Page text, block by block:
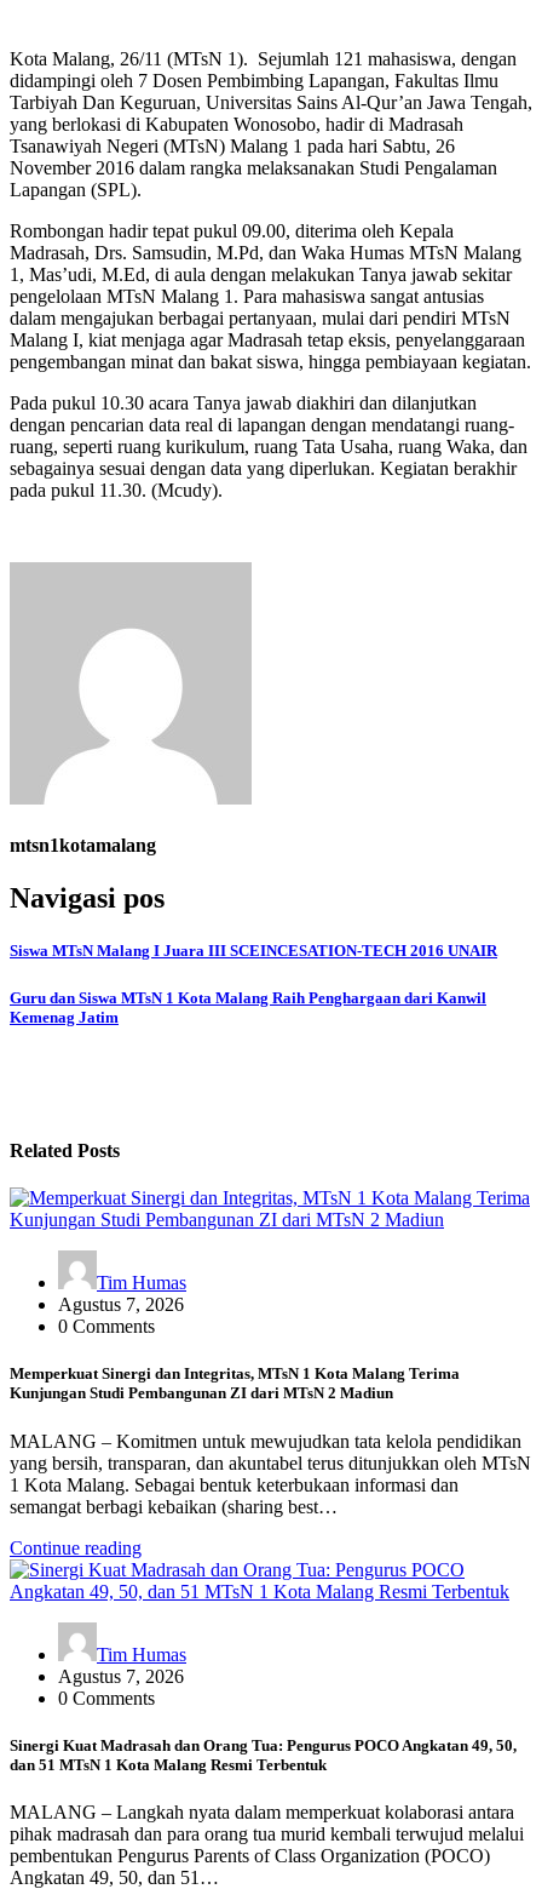
Kota Malang, 26/11 (MTsN 1). Sejumlah 121 mahasiswa, dengan
didampingi oleh 7 Dosen Pembimbing Lapangan, Fakultas Ilmu
Tarbiyah Dan Keguruan, Universitas Sains Al-Qur’an Jawa Tengah,
yang berlokasi di Kabupaten Wonosobo, hadir di Madrasah
Tsanawiyah Negeri (MTsN) Malang 1 pada hari Sabtu, 26
November 2016 dalam rangka melaksanakan Studi Pengalaman
Lapangan (SPL).
Rombongan hadir tepat pukul 09.00, diterima oleh Kepala
Madrasah, Drs. Samsudin, M.Pd, dan Waka Humas MTsN Malang
1, Mas’udi, M.Ed, di aula dengan melakukan Tanya jawab sekitar
pengelolaan MTsN Malang 1. Para mahasiswa sangat antusias
dalam mengajukan berbagai pertanyaan, mulai dari pendiri MTsN
Malang I, kiat menjaga agar Madrasah tetap eksis, penyelanggaraan
pengembangan minat dan bakat siswa, hingga pembiayaan kegiatan.
Pada pukul 10.30 acara Tanya jawab diakhiri dan dilanjutkan
dengan pencarian data real di lapangan dengan mendatangi ruang-
ruang, seperti ruang kurikulum, ruang Tata Usaha, ruang Waka, dan
sebagainya sesuai dengan data yang diperlukan. Kegiatan berakhir
pada pukul 11.30. (Mcudy).
mtsn1kotamalang
Navigasi pos
Siswa MTsN Malang I Juara III SCEINCESATION-TECH 2016 UNAIR
Guru dan Siswa MTsN 1 Kota Malang Raih Penghargaan dari Kanwil
Kemenag Jatim
Related Posts
Tim Humas
Agustus 7, 2026
0 Comments
Memperkuat Sinergi dan Integritas, MTsN 1 Kota Malang Terima
Kunjungan Studi Pembangunan ZI dari MTsN 2 Madiun
MALANG – Komitmen untuk mewujudkan tata kelola pendidikan
yang bersih, transparan, dan akuntabel terus ditunjukkan oleh MTsN
1 Kota Malang. Sebagai bentuk keterbukaan informasi dan
semangat berbagi kebaikan (sharing best…
Continue reading
Tim Humas
Agustus 7, 2026
0 Comments
Sinergi Kuat Madrasah dan Orang Tua: Pengurus POCO Angkatan 49, 50,
dan 51 MTsN 1 Kota Malang Resmi Terbentuk
MALANG – Langkah nyata dalam memperkuat kolaborasi antara
pihak madrasah dan para orang tua murid kembali terwujud melalui
pembentukan Pengurus Parents of Class Organization (POCO)
Angkatan 49, 50, dan 51…